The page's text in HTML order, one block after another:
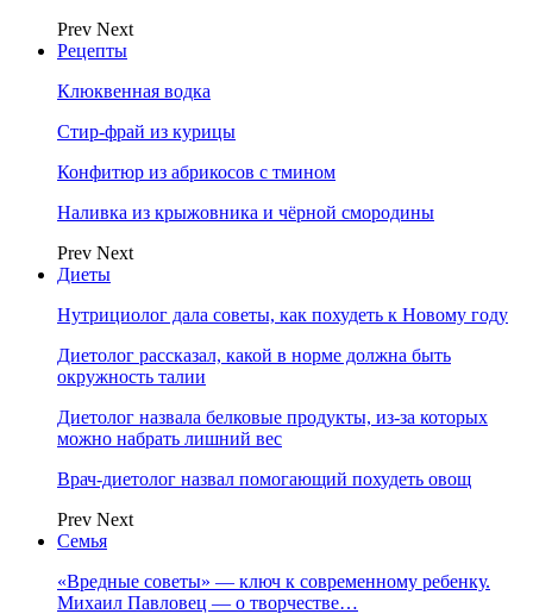
Prev Next
Рецепты
Клюквенная водка
Стир-фрай из курицы
Конфитюр из абрикосов с тмином
Наливка из крыжовника и чёрной смородины
Prev Next
Диеты
Нутрициолог дала советы, как похудеть к Новому году
Диетолог рассказал, какой в норме должна быть
окружность талии
Диетолог назвала белковые продукты, из-за которых
можно набрать лишний вес
Врач-диетолог назвал помогающий похудеть овощ
Prev Next
Семья
«Вредные советы» — ключ к современному ребенку.
Михаил Павловец — о творчестве…